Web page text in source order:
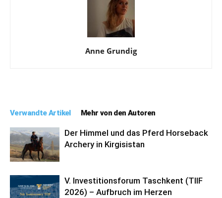
Anne Grundig
Verwandte Artikel Mehr von den Autoren
Der Himmel und das Pferd Horseback
Archery in Kirgisistan
V. Investitionsforum Taschkent (TIIF
2026) – Aufbruch im Herzen